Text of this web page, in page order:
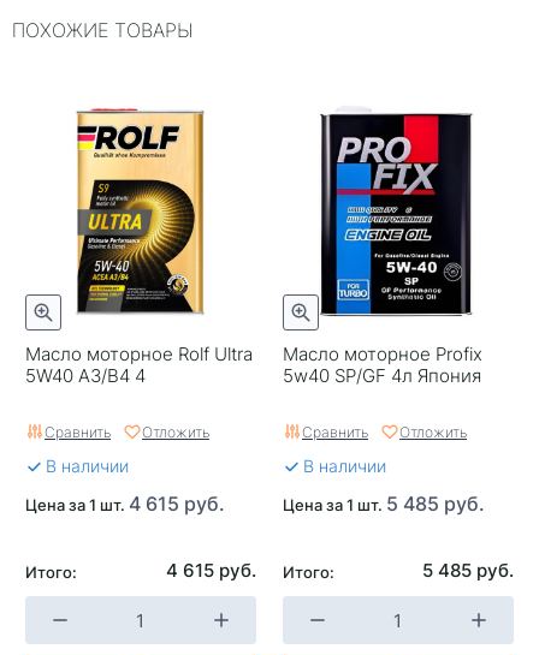
Упаковка
Пластиковая канистра
Двигатель
A3/B4
Страна бренда
Нидерланды
Серия
~
Классификация по API
SN
Применяемость
Автомобили с
бензиновым двигателем
Страна изготовителя
Турция, Европейский
ПОХОЖИЕ ТОВАРЫ
Масло моторное Rolf Ultra
5W40 A3/B4 4
Сравнить Отложить
В наличии
Цена за 1 шт. 4 615 руб.
Итого: 4 615 руб.
Масло моторное Profix
5w40 SP/GF 4л Япония
Сравнить Отложить
В наличии
Цена за 1 шт. 5 485 руб.
Итого: 5 485 руб.